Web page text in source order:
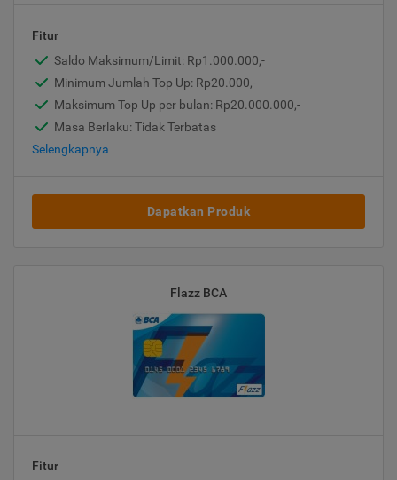
Fitur
Saldo Maksimum/Limit: Rp1.000.000,-
Minimum Jumlah Top Up: Rp20.000,-
Maksimum Top Up per bulan: Rp20.000.000,-
Masa Berlaku: Tidak Terbatas
Selengkapnya
Dapatkan Produk
Flazz BCA
Fitur